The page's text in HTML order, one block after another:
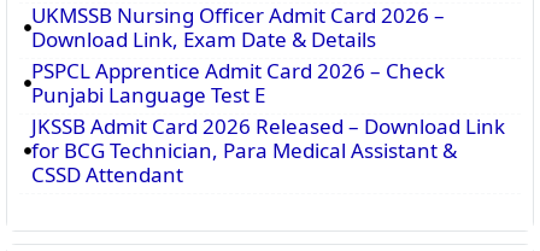
UKMSSB Nursing Officer Admit Card 2026 –
Download Link, Exam Date & Details
PSPCL Apprentice Admit Card 2026 – Check
Punjabi Language Test E
JKSSB Admit Card 2026 Released – Download Link
for BCG Technician, Para Medical Assistant &
CSSD Attendant